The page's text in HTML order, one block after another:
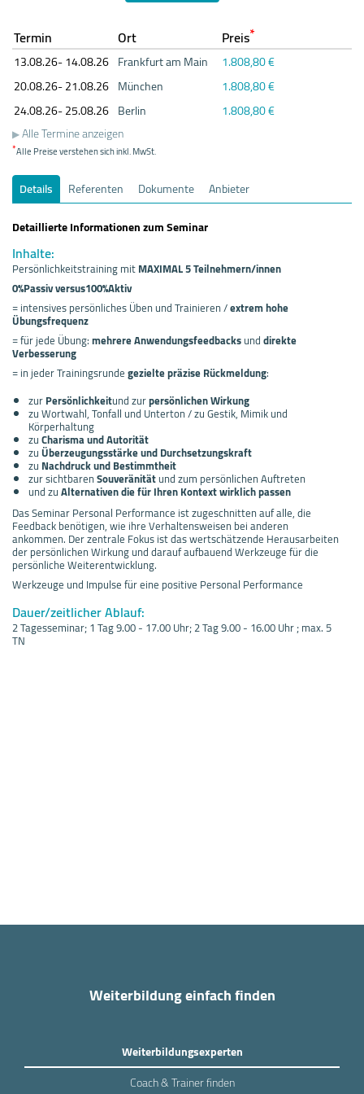
Termin Ort Preis*
13.08.26- 14.08.26 Frankfurt am Main
1.808,80 €
20.08.26- 21.08.26 München
1.808,80 €
24.08.26- 25.08.26 Berlin
1.808,80 €
Alle Termine anzeigen
*Alle Preise verstehen sich inkl. MwSt.
Details Referenten Dokumente
Anbieter
Detaillierte Informationen zum Seminar
Inhalte:
Persönlichkeitstraining mitMAXIMAL 5 Teilnehmern/innen
0%Passiv versus100%Aktiv
= intensives persönliches Üben und Trainieren /extrem hohe
Übungsfrequenz
= für jede Übung:mehrere Anwendungsfeedbacksunddirekte
Verbesserung
= in jeder Trainingsrundegezielte präzise Rückmeldung:
zurPersönlichkeitund zurpersönlichen Wirkung
zu Wortwahl, Tonfall und Unterton / zu Gestik, Mimik und
Körperhaltung
zuCharisma und Autorität
zuÜberzeugungsstärke und Durchsetzungskraft
zu Nachdruck und Bestimmtheit
zur sichtbarenSouveränitätund zum persönlichen Auftreten
und zuAlternativen die für Ihren Kontext wirklich passen
Das Seminar Personal Performance ist zugeschnitten auf alle, die
Feedback benötigen, wie ihre Verhaltensweisen bei anderen
ankommen. Der zentrale Fokus ist das wertschätzende Herausarbeiten
der persönlichen Wirkung und darauf aufbauend Werkzeuge für die
persönliche Weiterentwicklung.
Werkzeuge und Impulse für eine positive Personal Performance
Dauer/zeitlicher Ablauf:
2 Tagesseminar; 1 Tag 9.00 - 17.00 Uhr; 2 Tag 9.00 - 16.00 Uhr ; max. 5
TN
Weiterbildung einfach finden
Weiterbildungsexperten
Coach & Trainer finden